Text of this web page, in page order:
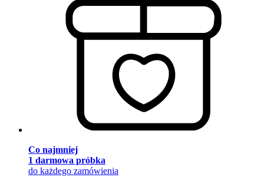
Co najmniej
1 darmowa próbka
do każdego zamówienia